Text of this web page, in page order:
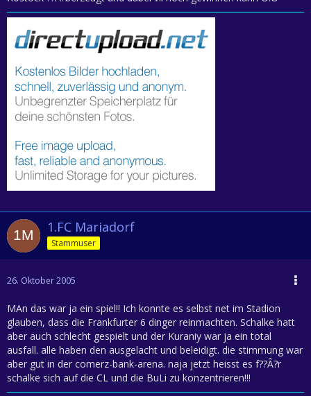
1.FC Mariadorf
Stammuser
26. Oktober 2005
MAn das war ja ein spiel!! Ich konnte es selbst net im Stadion
glauben, dass die Frankfurter 6 dinger reinmachten. Schalke hatt
aber auch schlecht gespielt und der Kuraniy war ja ein total
ausfall. alle haben den ausgelacht und beleidigt. die stimmung war
aber gut in der comerz-bank-arena. naja jetzt heisst es f??Â?r
schalke sich auf die CL und die BuLi zu konzentrieren!!!